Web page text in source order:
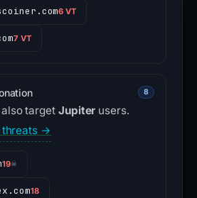
6 VT
7 VT
8
target Jupiter users.
threats →
19☠
18